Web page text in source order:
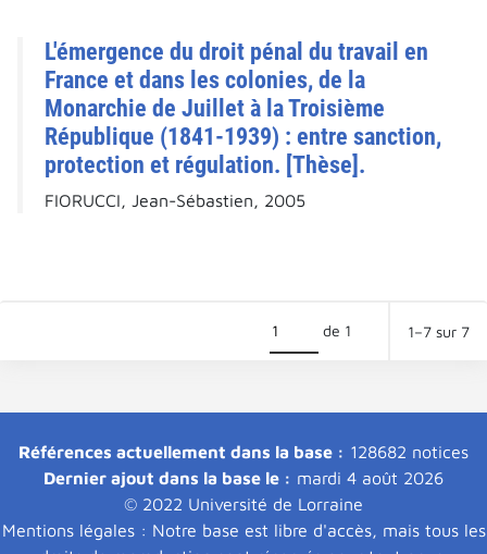
L'émergence du droit pénal du travail en
France et dans les colonies, de la
Monarchie de Juillet à la Troisième
République (1841-1939) : entre sanction,
protection et régulation. [Thèse].
FIORUCCI, Jean-Sébastien, 2005
de 1 1–7 sur 7
Références actuellement dans la base : 128682 notices
Dernier ajout dans la base le : mardi 4 août 2026
© 2022 Université de Lorraine
Mentions légales : Notre base est libre d'accès, mais tous les